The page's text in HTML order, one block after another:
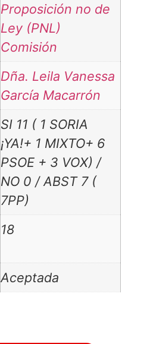
Proposición no de
Ley (PNL)
Comisión
Dña. Leila Vanessa
García Macarrón
SI 11 ( 1 SORIA
¡YA!+ 1 MIXTO+ 6
PSOE + 3 VOX) /
NO 0 / ABST 7 (
7PP)
18
Aceptada